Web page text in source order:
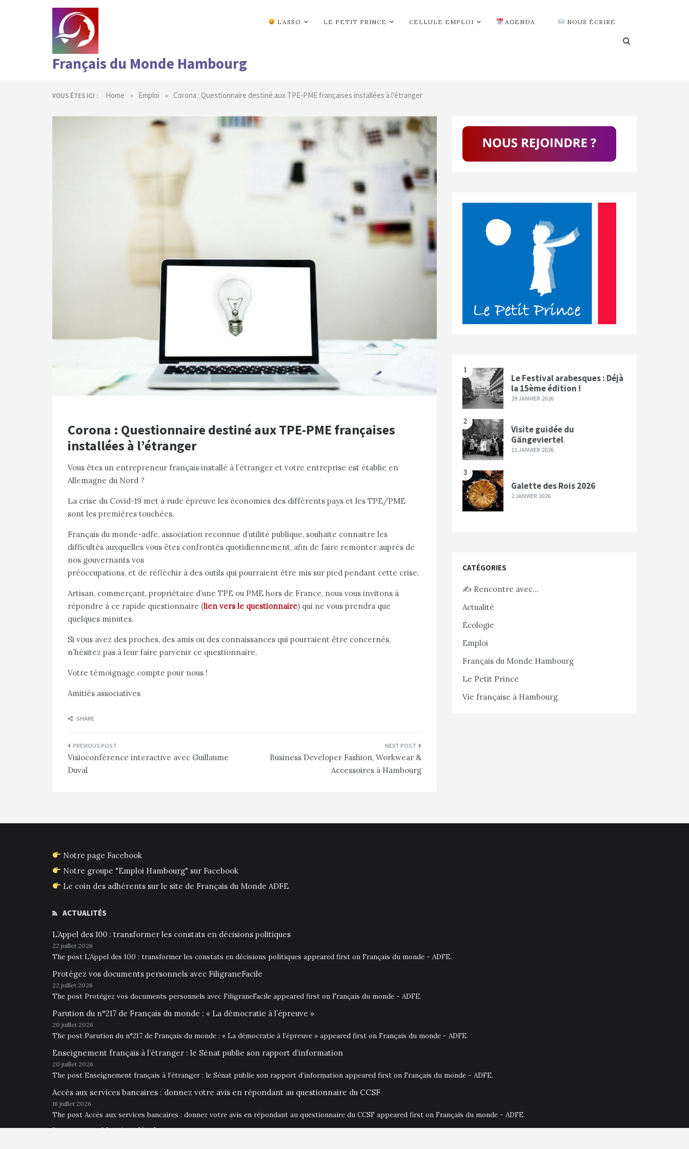
Français du Monde Hambourg
L’ASSO LE PETIT PRINCE CELLULE EMPLOI AGENDA NOUS ÉCRIRE
VOUS ÊTES ICI : Home » Emploi » Corona : Questionnaire destiné aux TPE-PME françaises installées à l’étranger
Corona : Questionnaire destiné aux TPE-PME françaises
installées à l’étranger
Vous êtes un entrepreneur français installé à l’étranger et votre entreprise est établie en
Allemagne du Nord ?
La crise du Covid-19 met à rude épreuve les économies des différents pays et les TPE/PME
sont les premières touchées.
Français du monde-adfe, association reconnue d’utilité publique, souhaite connaitre les
difficultés auxquelles vous êtes confrontés quotidiennement, afin de faire remonter auprès de
nos gouvernants vos
préoccupations, et de réfléchir à des outils qui pourraient être mis sur pied pendant cette crise.
Artisan, commerçant, propriétaire d’une TPE ou PME hors de France, nous vous invitons à
répondre à ce rapide questionnaire (lien vers le questionnaire) qui ne vous prendra que
quelques minutes.
Si vous avez des proches, des amis ou des connaissances qui pourraient être concernés,
n’hésitez pas à leur faire parvenir ce questionnaire.
Votre témoignage compte pour nous !
Amitiés associatives
SHARE
Navigation
de
Visioconférence interactive avec Guillaume
Duval
Business Developer Fashion, Workwear &
Accessoires à Hambourg
1
Le Festival arabesques : Déjà
la 15ème édition !
29 JANVIER 2026
2
Visite guidée du
Gängeviertel
11 JANVIER 2026
3
Galette des Rois 2026
2 JANVIER 2026
CATÉGORIES
✍️ Rencontre avec…
Actualité
Écologie
Emploi
Français du Monde Hambourg
Le Petit Prince
Vie française à Hambourg
Notre page Facebook
Notre groupe "Emploi Hambourg" sur Facebook
Le coin des adhérents sur le site de Français du Monde ADFE
ACTUALITÉS
L’Appel des 100 : transformer les constats en décisions politiques
22 juillet 2026
The post L’Appel des 100 : transformer les constats en décisions politiques appeared first on Français du monde - ADFE.
Protégez vos documents personnels avec FiligraneFacile
22 juillet 2026
The post Protégez vos documents personnels avec FiligraneFacile appeared first on Français du monde - ADFE.
Parution du n°217 de Français du monde : « La démocratie à l’épreuve »
20 juillet 2026
The post Parution du n°217 de Français du monde : « La démocratie à l’épreuve » appeared first on Français du monde - ADFE.
Enseignement français à l’étranger : le Sénat publie son rapport d’information
20 juillet 2026
The post Enseignement français à l’étranger : le Sénat publie son rapport d’information appeared first on Français du monde - ADFE.
Accès aux services bancaires : donnez votre avis en répondant au questionnaire du CCSF
16 juillet 2026
The post Accès aux services bancaires : donnez votre avis en répondant au questionnaire du CCSF appeared first on Français du monde - ADFE.
Impressum • Mentions légales